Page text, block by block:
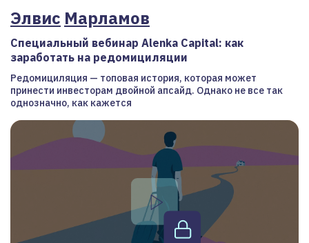
Элвис Марламов
Специальный вебинар Alenka Capital: как
заработать на редомициляции
Редомициляция — топовая история, которая может
принести инвесторам двойной апсайд. Однако не все так
однозначно, как кажется